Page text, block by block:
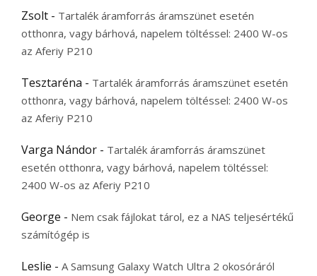
Zsolt - Tartalék áramforrás áramszünet esetén
otthonra, vagy bárhová, napelem töltéssel: 2400 W-os
az Aferiy P210
Tesztaréna - Tartalék áramforrás áramszünet esetén
otthonra, vagy bárhová, napelem töltéssel: 2400 W-os
az Aferiy P210
Varga Nándor - Tartalék áramforrás áramszünet
esetén otthonra, vagy bárhová, napelem töltéssel:
2400 W-os az Aferiy P210
George - Nem csak fájlokat tárol, ez a NAS teljesértékű
számítógép is
Leslie - A Samsung Galaxy Watch Ultra 2 okosóráról